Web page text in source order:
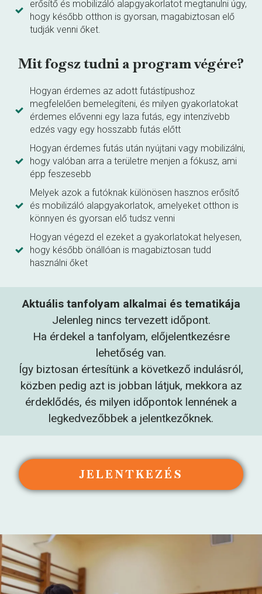
erősítő és mobilizáló alapgyakorlatot megtanulni úgy,
hogy később otthon is gyorsan, magabiztosan elő
tudják venni őket.
Mit fogsz tudni a program végére?
Hogyan érdemes az adott futástípushoz
megfelelően bemelegíteni, és milyen gyakorlatokat
érdemes elővenni egy laza futás, egy intenzívebb
edzés vagy egy hosszabb futás előtt
Hogyan érdemes futás után nyújtani vagy mobilizálni,
hogy valóban arra a területre menjen a fókusz, ami
épp feszesebb
Melyek azok a futóknak különösen hasznos erősítő
és mobilizáló alapgyakorlatok, amelyeket otthon is
könnyen és gyorsan elő tudsz venni
Hogyan végezd el ezeket a gyakorlatokat helyesen,
hogy később önállóan is magabiztosan tudd
használni őket
Aktuális tanfolyam alkalmai és tematikája
Jelenleg nincs tervezett időpont.
Ha érdekel a tanfolyam, előjelentkezésre
lehetőség van.
Így biztosan értesítünk a következő indulásról,
közben pedig azt is jobban látjuk, mekkora az
érdeklődés, és milyen időpontok lennének a
legkedvezőbbek a jelentkezőknek.
JELENTKEZÉS